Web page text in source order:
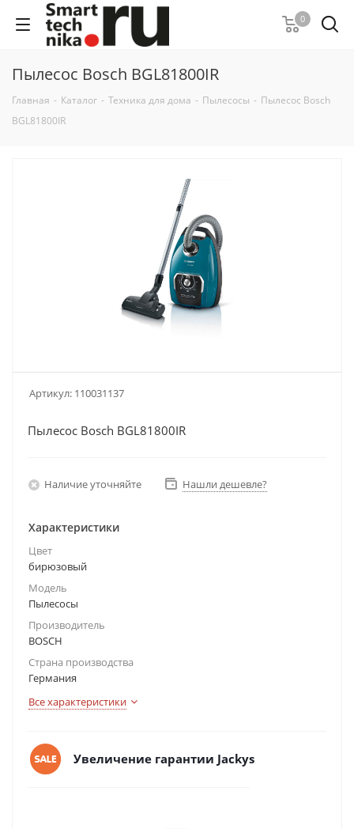
0
Пылесос Bosch BGL81800IR
Главная - Каталог - Техника для дома - Пылесосы - Пылесос Bosch
BGL81800IR
Артикул: 110031137
Пылесос Bosch BGL81800IR
Наличие уточняйте Нашли дешевле?
Характеристики
Цвет
бирюзовый
Модель
Пылесосы
Производитель
BOSCH
Страна производства
Германия
Все характеристики
Увеличение гарантии Jackys